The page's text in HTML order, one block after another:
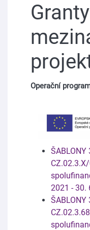
Operační
ŠABLONY
2021 - 30.
ŠABLONY